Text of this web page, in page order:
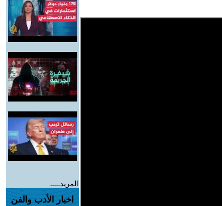
المزيد.....
اخبار الأدب والفن